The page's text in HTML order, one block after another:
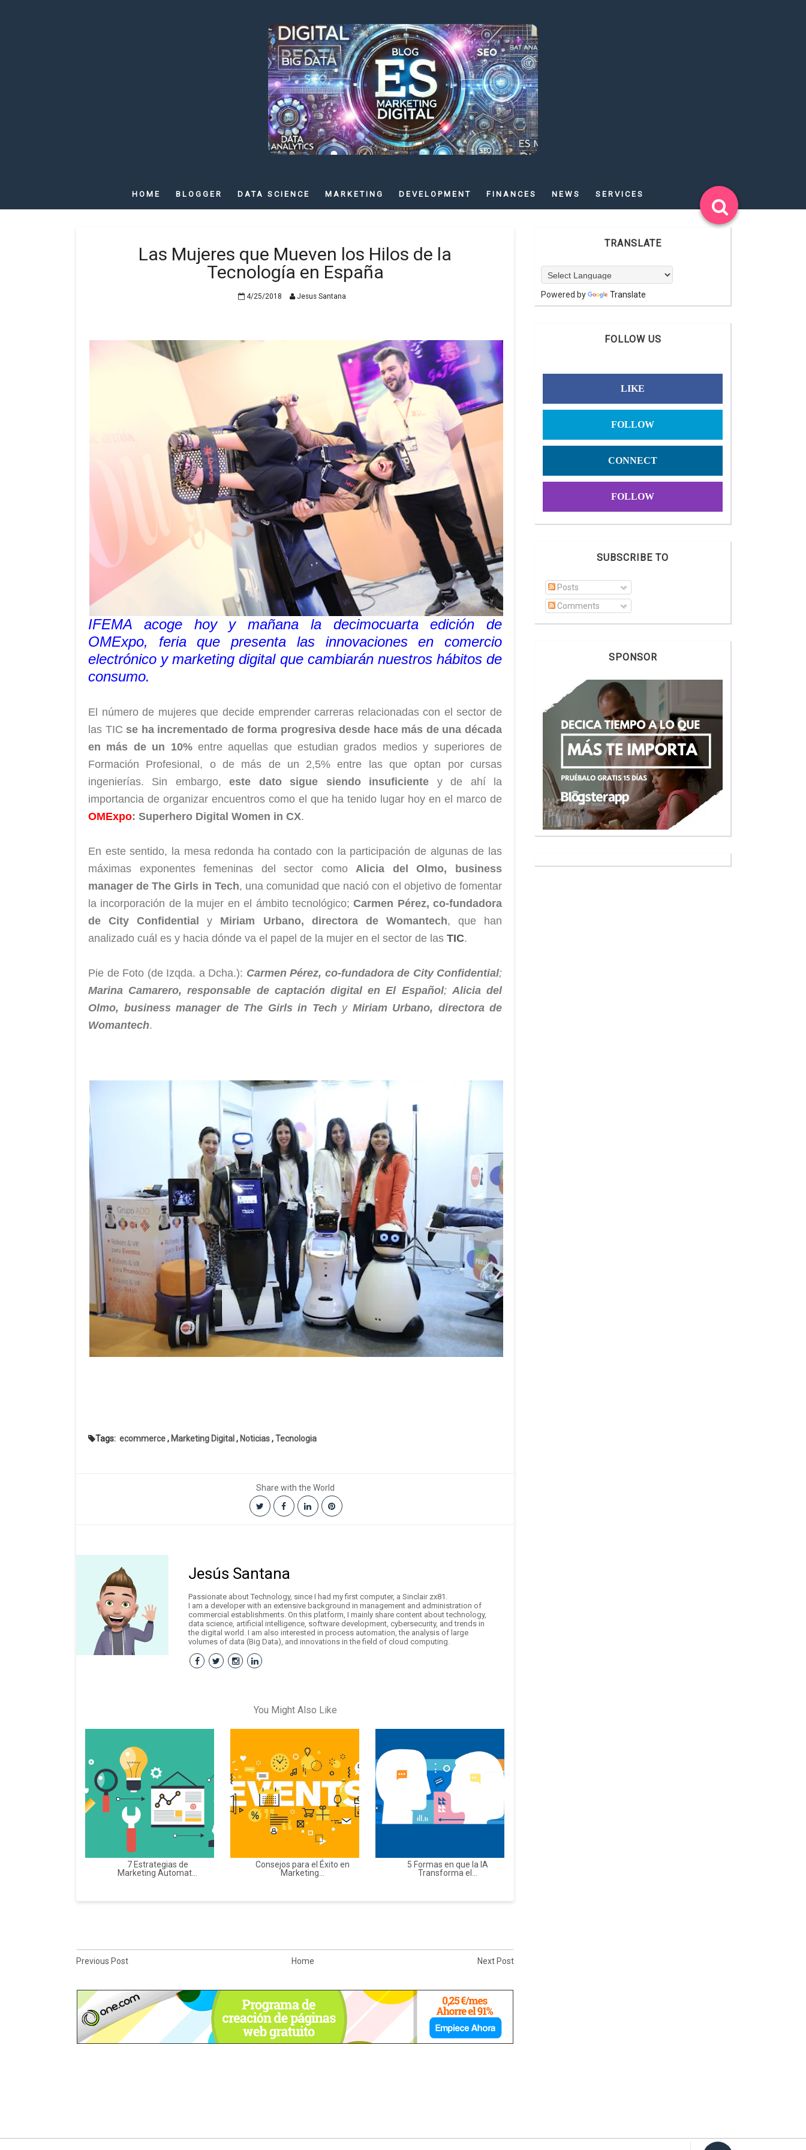
HOME BLOGGER DATA SCIENCE MARKETING DEVELOPMENT FINANCES NEWS SERVICES
Las Mujeres que Mueven los Hilos de la
Tecnología en España
4/25/2018 Jesus Santana
IFEMA acoge hoy y mañana la decimocuarta edición de
OMExpo, feria que presenta las innovaciones en comercio
electrónico y marketing digital que cambiarán nuestros hábitos de
consumo.
El número de mujeres que decide emprender carreras relacionadas con el sector de
las TIC se ha incrementado de forma progresiva desde hace más de una década
en más de un 10%entre aquellas que estudian grados medios y superiores de
Formación Profesional, o de más de un 2,5% entre las que optan por cursas
ingenierías. Sin embargo,este dato sigue siendo insuficiente y de ahí la
importancia de organizar encuentros como el que ha tenido lugar hoy en el marco de
OMExpo: Superhero Digital Women in CX.
En este sentido, la mesa redonda ha contado con la participación de algunas de las
máximas exponentes femeninas del sector comoAlicia del Olmo, business
manager de The Girls in Tech, una comunidad que nació con el objetivo de fomentar
la incorporación de la mujer en el ámbito tecnológico;Carmen Pérez, co-fundadora
de City Confidential
y Miriam Urbano, directora de Womantech, que han
analizado cuál es y hacia dónde va el papel de la mujer en el sector de las TIC.
Pie de Foto (de Izqda. a Dcha.): Carmen Pérez, co-fundadora de City Confidential;
Marina Camarero, responsable de captación digital en El Español; Alicia del
Olmo, business manager de The Girls in Techy Miriam Urbano, directora de
Womantech.
Tags: ecommerce, Marketing Digital , Noticias,Tecnologia
Share with the World
Jesús Santana
Passionate about Technology, since I had my first computer, a Sinclair zx81.
I am a developer with an extensive background in management and administration of
commercial establishments. On this platform, I mainly share content about technology,
data science, artificial intelligence, software development, cybersecurity, and trends in
the digital world. I am also interested in process automation, the analysis of large
volumes of data (Big Data), and innovations in the field of cloud computing.
You Might Also Like
7 Estrategias de
Marketing Automat...
Consejos para el Éxito en
Marketing...
5 Formas en que la IA
Transforma el...
Previous Post Home Next Post
TRANSLATE
Powered by Translate
FOLLOW US
LIKE
FOLLOW
CONNECT
FOLLOW
SUBSCRIBE TO
Posts
Comments
SPONSOR